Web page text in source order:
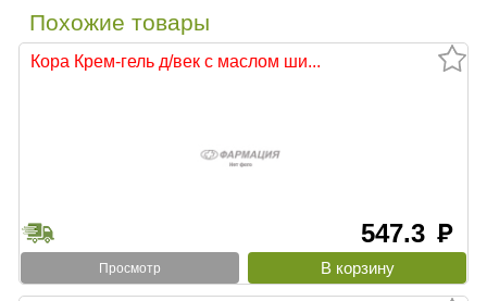
Похожие товары
Кора Крем-гель д/век с маслом ши...
547.3 руб
Просмотр